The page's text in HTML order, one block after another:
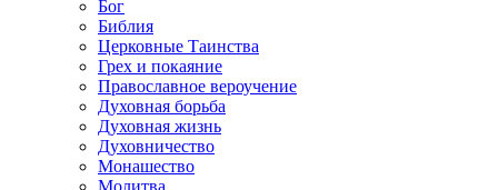
Бог
Библия
Церковные Таинства
Грех и покаяние
Православное вероучение
Духовная борьба
Духовная жизнь
Духовничество
Монашество
Молитва